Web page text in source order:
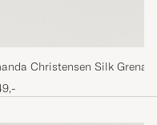
Christensen Silk